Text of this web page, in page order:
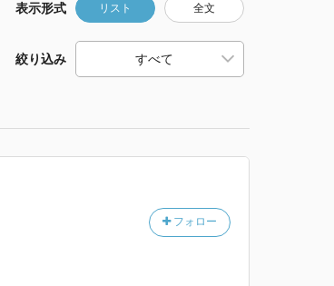
表示形式 リスト 全文
絞り込み
フォロー